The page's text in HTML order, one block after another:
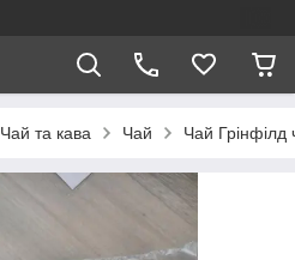
Чай та кава Чай Чай Грінфілд